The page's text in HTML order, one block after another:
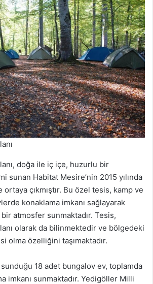
doğa ile iç içe, huzurlu bir
sunan Habitat Mesire’nin 2015 yılında
çıkmıştır. Bu özel tesis, kamp ve
konaklama imkanı sağlayarak
atmosfer sunmaktadır. Tesis,
olarak da bilinmektedir ve bölgedeki
olma özelliğini taşımaktadır.
18 adet bungalov ev, toplamda
imkanı sunmaktadır. Yedigöller Milli